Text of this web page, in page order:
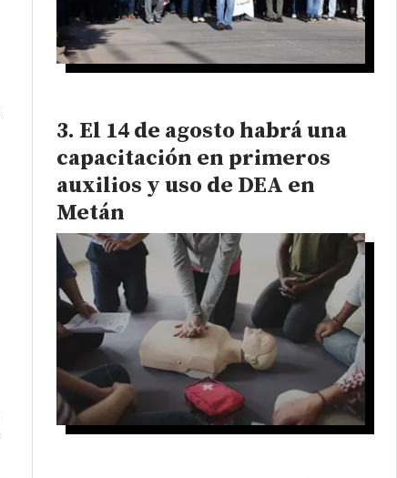
El 14 de agosto habrá una
capacitación en primeros
auxilios y uso de DEA en
Metán